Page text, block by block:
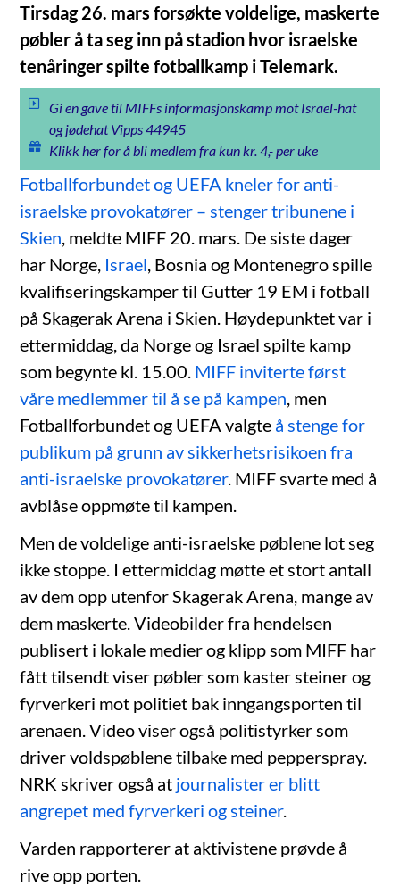
Tirsdag 26. mars forsøkte voldelige, maskerte
pøbler å ta seg inn på stadion hvor israelske
tenåringer spilte fotballkamp i Telemark.
Gi en gave til MIFFs informasjonskamp mot Israel-hat
og jødehat Vipps 44945
Klikk her for å bli medlem fra kun kr. 4,- per uke
Fotballforbundet og UEFA kneler for anti-
israelske provokatører – stenger tribunene i
Skien , meldte MIFF 20. mars. De siste dager
har Norge, Israel , Bosnia og Montenegro spille
kvalifiseringskamper til Gutter 19 EM i fotball
på Skagerak Arena i Skien. Høydepunktet var i
ettermiddag, da Norge og Israel spilte kamp
som begynte kl. 15.00. MIFF inviterte først
våre medlemmer til å se på kampen , men
Fotballforbundet og UEFA valgte å stenge for
publikum på grunn av sikkerhetsrisikoen fra
anti-israelske provokatører. MIFF svarte med å
avblåse oppmøte til kampen.
Men de voldelige anti-israelske pøblene lot seg
ikke stoppe. I ettermiddag møtte et stort antall
av dem opp utenfor Skagerak Arena, mange av
dem maskerte. Videobilder fra hendelsen
publisert i lokale medier og klipp som MIFF har
fått tilsendt viser pøbler som kaster steiner og
fyrverkeri mot politiet bak inngangsporten til
arenaen. Video viser også politistyrker som
driver voldspøblene tilbake med pepperspray.
NRK skriver også at journalister er blitt
angrepet med fyrverkeri og steiner.
Varden rapporterer at aktivistene prøvde å
rive opp porten.